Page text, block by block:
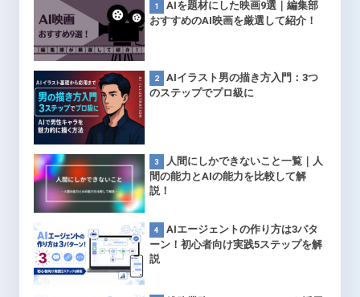
AIを題材にした映画9選｜編集部
おすすめのAI映画を厳選して紹介！
AIイラスト男の描き方入門：3つ
のステップでプロ級に
人間にしかできないこと一覧｜人
間の能力とAIの能力を比較して解
説！
AIエージェントの作り方は3パタ
ーン！初心者向け実践5ステップを解
説